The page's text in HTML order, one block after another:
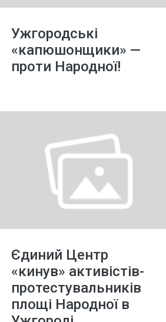
Ужгородські
«капюшонщики» —
проти Народної!
Єдиний Центр
«кинув» активістів-
протестувальників
площі Народної в